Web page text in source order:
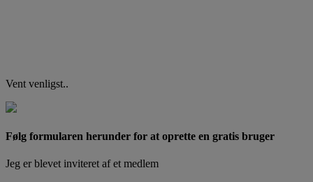
Vent venligst..
Følg formularen herunder for at oprette en gratis bruger
Jeg er blevet inviteret af et medlem